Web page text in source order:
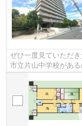
ぜひ一度見ていただ
市立片山中学校があ
の風を感じられる通